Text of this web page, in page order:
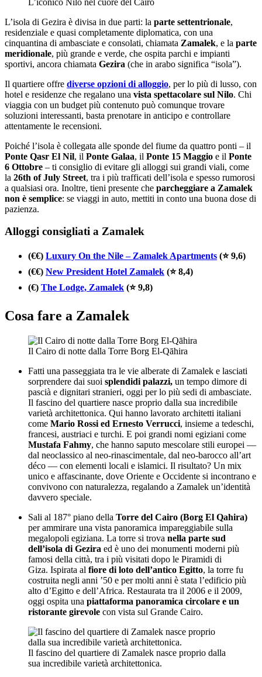
L’isola di Gezira è divisa in due parti: la parte settentrionale,
residenziale e quasi completamente diplomatica, con una
cinquantina di ambasciate e consolati, chiamata Zamalek, e la parte
meridionale, più grande e verde, che ospita parchi e impianti
sportivi, ancora chiamata Gezira (che in arabo significa “isola”).
Il quartiere offre diverse opzioni di alloggio, per lo più di lusso, con
hotel e residenze che regalano una vista spettacolare sul Nilo. Chi
viaggia con un budget più contenuto può comunque trovare
soluzioni interessanti, basta prenotare in anticipo e controllare
attentamente le recensioni.
Poiché l’isola è collegata alle sponde del fiume da quattro ponti – il
Ponte Qasr El Nil, il Ponte Galaa, il Ponte 15 Maggio e il Ponte
6 Ottobre – ti consiglio di evitare gli alloggi sui grandi viali, come
la 26th of July Street, tra i più trafficati dell’isola e spesso rumorosi
a qualsiasi ora. Inoltre, tieni presente che parcheggiare a Zamalek
non è semplice: se viaggi in auto, mettiti in conto una buona dose di
pazienza.
Alloggi consigliati a Zamalek
(€€) Luxury On the Nile – Zamalek Apartments (⭐ 9,6)
(€€) New President Hotel Zamalek (⭐ 8,4)
(€) The Lodge, Zamalek (⭐ 9,8)
Cosa fare a Zamalek
Il Cairo di notte dalla Torre Borg El-Qāhira
Fatti una passeggiata tra le vie alberate di Zamalek e lasciati
sorprendere dai suoi splendidi palazzi, un tempo dimore di
pascià e dignitari stranieri, oggi per lo più sedi di ambasciate.
Il fascino del quartiere nasce proprio dalla sua incredibile
varietà architettonica. Qui hanno lavorato architetti italiani
come Mario Rossi ed Ernesto Verrucci, insieme a tedeschi,
francesi, austriaci e turchi. E poi grandi nomi egiziani come
Mustafa Fahmy, che hanno saputo mescolare stili europei —
dal neoclassico al neo-rinascimentale, dal neo-barocco all’art
déco — con elementi locali e islamici. Il risultato? Un mix
unico e affascinante, dove Oriente e Occidente si incontrano e
convivono con naturalezza, regalando a Zamalek un’identità
davvero speciale.
Sali al 187° piano della Torre del Cairo (Borg El Qahira)
per ammirare una vista panoramica impareggiabile sulla
megalopoli egiziana. La torre si trova nella parte sud
dell’isola di Gezira ed è uno dei monumenti moderni più
famosi della città, tra i più visitati dopo le Piramidi di
Giza. Ispirata al fiore di loto dell’antico Egitto, la torre fu
costruita negli anni ’50 e per molti anni è stata l’edificio più
alto d’Egitto e dell’Africa. Restaurata tra il 2006 e il 2009,
oggi ospita una piattaforma panoramica circolare e un
ristorante girevole con vista sul Grande Cairo.
Il fascino del quartiere di Zamalek nasce proprio dalla
sua incredibile varietà architettonica.